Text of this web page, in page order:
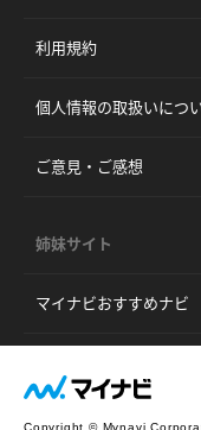
利用規約
個人情報の取扱いにつ
ご意見・ご感想
姉妹サイト
マイナビおすすめナビ
Copyright © Mynavi